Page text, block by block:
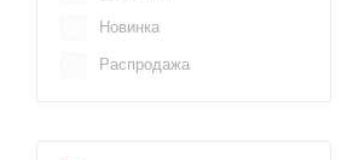
Новинка
Распродажа